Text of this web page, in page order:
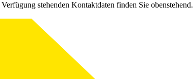
stehenden Kontaktdaten finden Sie obenstehend.